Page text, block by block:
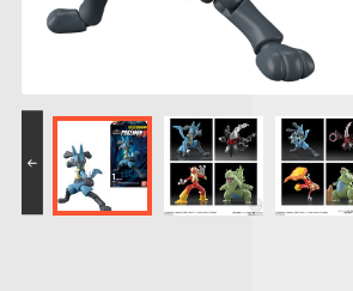
スーパー戦隊シリー
ズ